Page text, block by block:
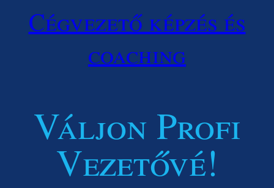
Cégvezető képzés és
coaching
Váljon Profi
Vezetővé!